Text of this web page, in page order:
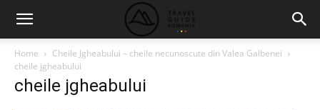
Home
Cheile Jgheabului – cheile necunoscute din Valea Galbenei
cheile jgheabului
cheile jgheabului